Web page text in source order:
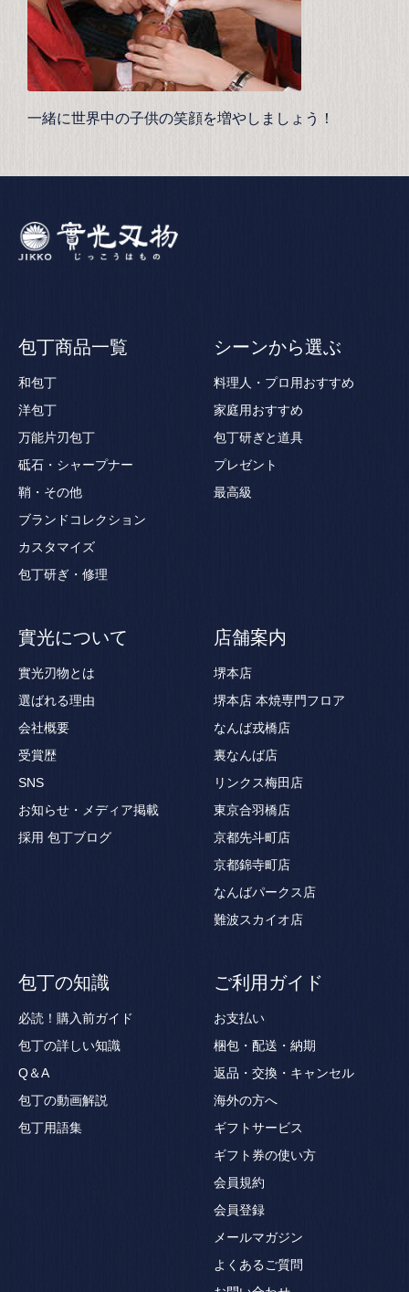
一緒に世界中の子供の笑顔を増やしましょう！
包丁商品一覧
和包丁
洋包丁
万能片刃包丁
砥石・シャープナー
鞘・その他
ブランドコレクション
カスタマイズ
包丁研ぎ・修理
シーンから選ぶ
料理人・プロ用おすすめ
家庭用おすすめ
包丁研ぎと道具
プレゼント
最高級
實光について
實光刃物とは
選ばれる理由
会社概要
受賞歴
SNS
お知らせ・メディア掲載
採用 包丁ブログ
店舗案内
堺本店
堺本店 本焼専門フロア
なんば戎橋店
裏なんば店
リンクス梅田店
東京合羽橋店
京都先斗町店
京都錦寺町店
なんばパークス店
難波スカイオ店
包丁の知識
必読！購入前ガイド
包丁の詳しい知識
Q＆A
包丁の動画解説
包丁用語集
ご利用ガイド
お支払い
梱包・配送・納期
返品・交換・キャンセル
海外の方へ
ギフトサービス
ギフト券の使い方
会員規約
会員登録
メールマガジン
よくあるご質問